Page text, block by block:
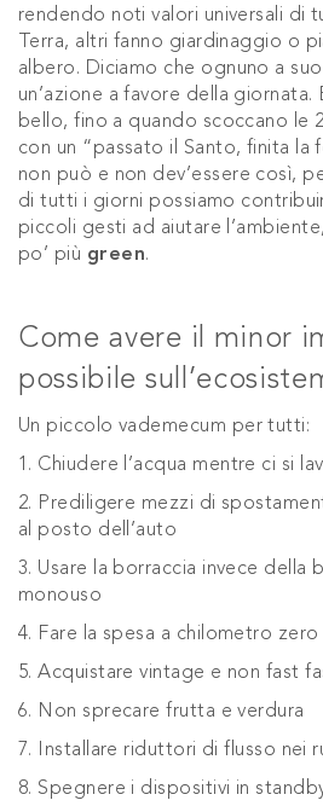
rendendo noti valori universali di
Terra, altri fanno giardinaggio o
albero. Diciamo che ognuno a
un’azione a favore della
bello, fino a quando scoccano le
con un “passato il Santo, finita la
non può e non dev’essere così,
di tutti i giorni possiamo
piccoli gesti ad aiutare
po’ più green.
Come avere il minor
possibile
Un piccolo vademecum per tutti:
1. Chiudere l’acqua mentre ci si
2. Prediligere mezzi di
al posto dell’auto
3. Usare la borraccia invece della
monouso
4. Fare la spesa a chilometro zero
5. Acquistare vintage e non fast
6. Non sprecare frutta e verdura
7. Installare riduttori di flusso nei
8. Spegnere i dispositivi in